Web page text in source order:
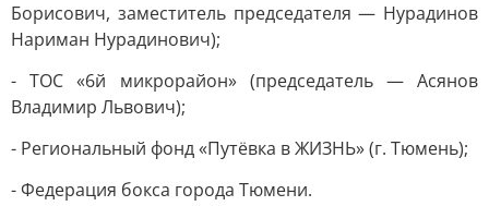
Борисович, заместитель председателя — Нурадинов
Нариман Нурадинович);
- ТОС «6й микрорайон» (председатель — Асянов
Владимир Львович);
- Региональный фонд «Путёвка в ЖИЗНЬ» (г. Тюмень);
- Федерация бокса города Тюмени.